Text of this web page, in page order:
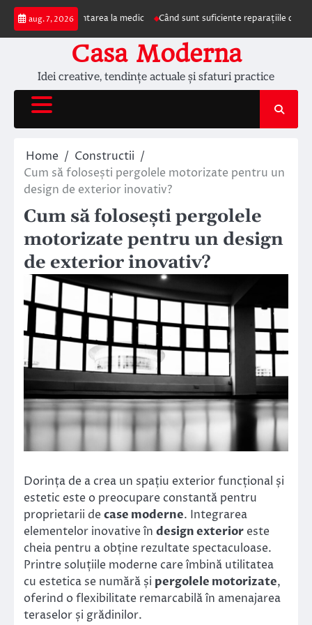
Skip
content
aug. 7, 2026
prezentarea la medic Când sunt suficiente reparațiile de
Casa Moderna
Idei creative, tendințe actuale și sfaturi practice
Home
Constructii
Cum să folosești pergolele motorizate pentru un
design de exterior inovativ?
Cum să folosești pergolele
motorizate pentru un design
de exterior inovativ?
Dorința de a crea un spațiu exterior funcțional și
estetic este o preocupare constantă pentru
proprietarii decase moderne. Integrarea
elementelor inovative în design exterior este
cheia pentru a obține rezultate spectaculoase.
Printre soluțiile moderne care îmbină utilitatea
cu estetica se numără și pergolele motorizate,
oferind o flexibilitate remarcabilă în amenajarea
teraselor și grădinilor.